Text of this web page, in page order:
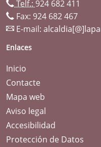
Telf.: 924 682 411
Fax: 924 682 467
E-mail:
Enlaces
Inicio
Contacte
Mapa web
Aviso legal
Accesibilidad
Protección de Datos